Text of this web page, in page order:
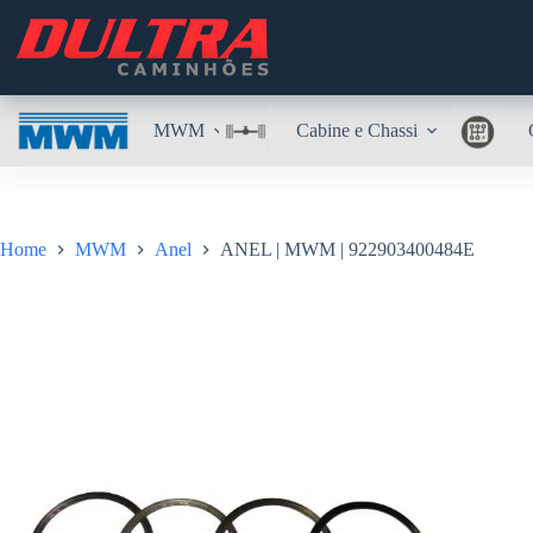
para
MWM Cabine e Chassi
Home MWM Anel ANEL | MWM | 922903400484E